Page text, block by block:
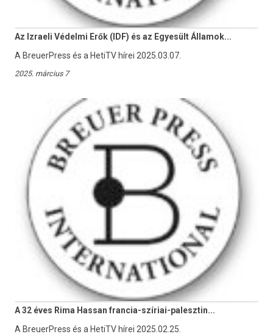
Az Izraeli Védelmi Erők (IDF) és az Egyesült Államok...
A BreuerPress és a HetiTV hírei 2025.03.07.
2025. március 7
A 32 éves Rima Hassan francia-szíriai-palesztin...
A BreuerPress és a HetiTV hírei 2025.02.25.